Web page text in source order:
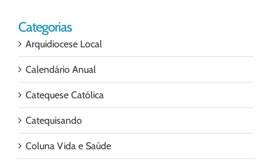
Categorias
Arquidiocese Local
Calendário Anual
Catequese Católica
Catequisando
Coluna Vida e Saúde